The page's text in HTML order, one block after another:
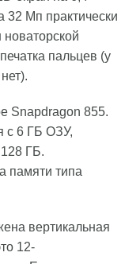
Мп практически
пальцев (у
Snapdragon 855.
с 6 ГБ ОЗУ,
ГБ.
памяти типа
вертикальная
12-